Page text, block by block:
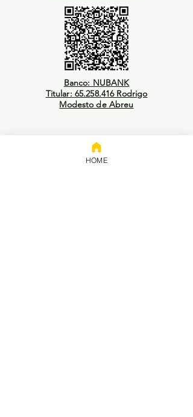
Banco: NUBANK
Titular: 65.258.416 Rodrigo
Modesto de Abreu
HOME